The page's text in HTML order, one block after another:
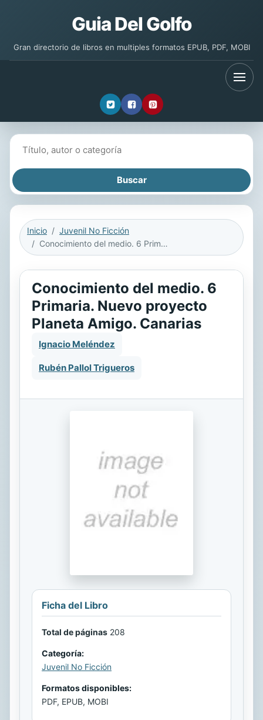
Guia Del Golfo
Gran directorio de libros en multiples formatos EPUB, PDF, MOBI
Inicio
Juvenil No Ficción
Conocimiento del medio. 6 Primaria. Nuevo proyecto Planeta Amigo. Canarias
Conocimiento del medio. 6
Primaria. Nuevo proyecto
Planeta Amigo. Canarias
Ignacio Meléndez
Rubén Pallol Trigueros
Ficha del Libro
Total de páginas 208
Categoría:
Juvenil No Ficción
Formatos disponibles:
PDF, EPUB, MOBI